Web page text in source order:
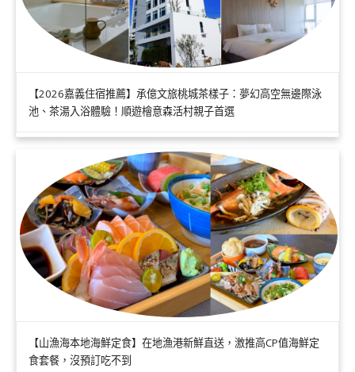
【2026嘉義住宿推薦】承億文旅桃城茶樣子：夢幻高空無邊際泳
池、茶湯入浴體驗！順遊檜意森活村親子首選
【山漁海本地海鮮定食】在地漁港新鮮直送，激推高CP值海鮮定
食套餐，沒預訂吃不到